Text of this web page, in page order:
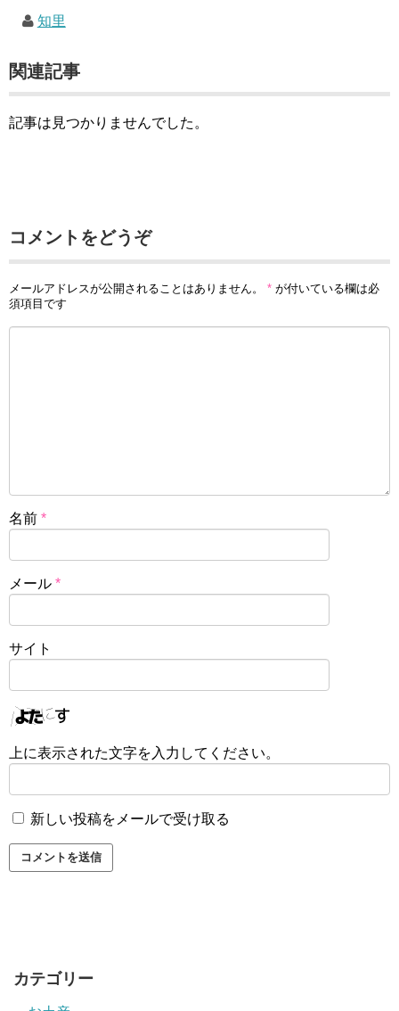
知里
関連記事
記事は見つかりませんでした。
コメントをどうぞ
メールアドレスが公開されることはありません。 * が付いている欄は必
須項目です
名前 *
メール *
サイト
上に表示された文字を入力してください。
新しい投稿をメールで受け取る
カテゴリー